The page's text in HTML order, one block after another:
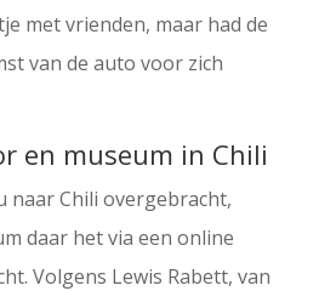
met vrienden, maar had de
van de auto voor zich
en museum in Chili
naar Chili overgebracht,
daar het via een online
Volgens Lewis Rabett, van